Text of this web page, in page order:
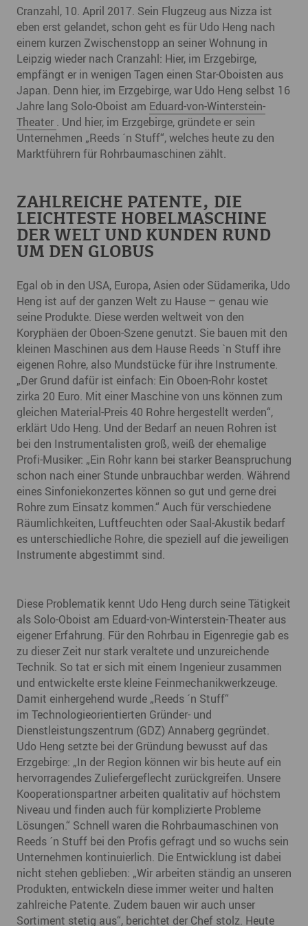
Cranzahl, 10. April 2017. Sein Flugzeug aus Nizza ist
eben erst gelandet, schon geht es für Udo Heng nach
einem kurzen Zwischenstopp an seiner Wohnung in
Leipzig wieder nach Cranzahl: Hier, im Erzgebirge,
empfängt er in wenigen Tagen einen Star-Oboisten aus
Japan. Denn hier, im Erzgebirge, war Udo Heng selbst 16
Jahre lang Solo-Oboist am Eduard-von-Winterstein-
Theater . Und hier, im Erzgebirge, gründete er sein
Unternehmen „Reeds ´n Stuff“, welches heute zu den
Marktführern für Rohrbaumaschinen zählt.
ZAHLREICHE PATENTE, DIE
LEICHTESTE HOBELMASCHINE
DER WELT UND KUNDEN RUND
UM DEN GLOBUS
Egal ob in den USA, Europa, Asien oder Südamerika, Udo
Heng ist auf der ganzen Welt zu Hause – genau wie
seine Produkte. Diese werden weltweit von den
Koryphäen der Oboen-Szene genutzt. Sie bauen mit den
kleinen Maschinen aus dem Hause Reeds `n Stuff ihre
eigenen Rohre, also Mundstücke für ihre Instrumente.
„Der Grund dafür ist einfach: Ein Oboen-Rohr kostet
zirka 20 Euro. Mit einer Maschine von uns können zum
gleichen Material-Preis 40 Rohre hergestellt werden“,
erklärt Udo Heng. Und der Bedarf an neuen Rohren ist
bei den Instrumentalisten groß, weiß der ehemalige
Profi-Musiker: „Ein Rohr kann bei starker Beanspruchung
schon nach einer Stunde unbrauchbar werden. Während
eines Sinfoniekonzertes können so gut und gerne drei
Rohre zum Einsatz kommen.“ Auch für verschiedene
Räumlichkeiten, Luftfeuchten oder Saal-Akustik bedarf
es unterschiedliche Rohre, die speziell auf die jeweiligen
Instrumente abgestimmt sind.
Diese Problematik kennt Udo Heng durch seine Tätigkeit
als Solo-Oboist am Eduard-von-Winterstein-Theater aus
eigener Erfahrung. Für den Rohrbau in Eigenregie gab es
zu dieser Zeit nur stark veraltete und unzureichende
Technik. So tat er sich mit einem Ingenieur zusammen
und entwickelte erste kleine Feinmechanikwerkzeuge.
Damit einhergehend wurde „Reeds ´n Stuff“
im Technologieorientierten Gründer- und
Dienstleistungszentrum (GDZ) Annaberg gegründet.
Udo Heng setzte bei der Gründung bewusst auf das
Erzgebirge: „In der Region können wir bis heute auf ein
hervorragendes Zuliefergeflecht zurückgreifen. Unsere
Kooperationspartner arbeiten qualitativ auf höchstem
Niveau und finden auch für komplizierte Probleme
Lösungen.“ Schnell waren die Rohrbaumaschinen von
Reeds ´n Stuff bei den Profis gefragt und so wuchs sein
Unternehmen kontinuierlich. Die Entwicklung ist dabei
nicht stehen geblieben: „Wir arbeiten ständig an unseren
Produkten, entwickeln diese immer weiter und halten
zahlreiche Patente. Zudem bauen wir auch unser
Sortiment stetig aus“, berichtet der Chef stolz. Heute